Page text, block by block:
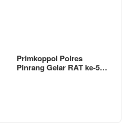
Primkoppol Polres
Pinrang Gelar RAT ke-5…